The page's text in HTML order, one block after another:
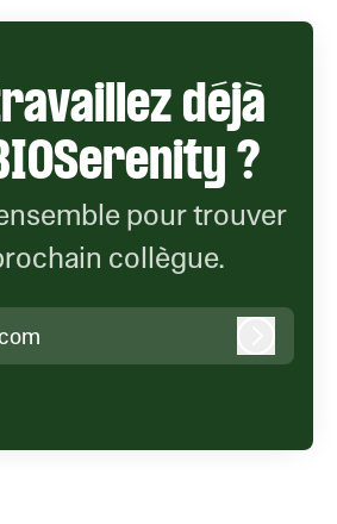
déjà
?
pour trouver
collègue.